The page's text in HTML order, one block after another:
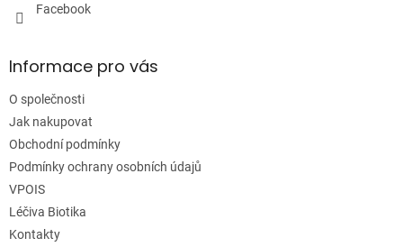
Facebook
Informace pro vás
O společnosti
Jak nakupovat
Obchodní podmínky
Podmínky ochrany osobních údajů
VPOIS
Léčiva Biotika
Kontakty